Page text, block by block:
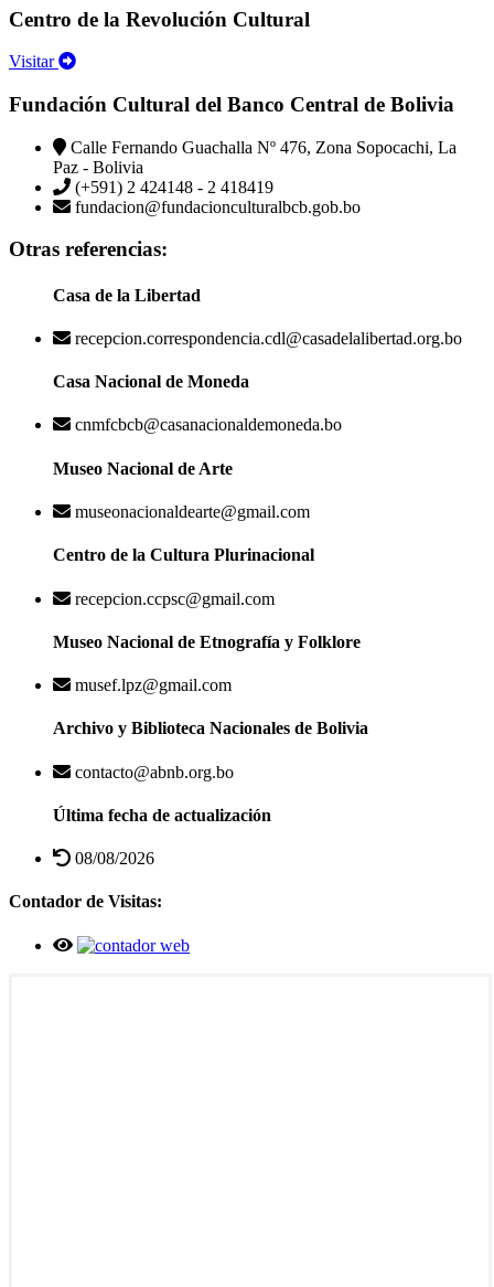
Centro de la Revolución Cultural
Visitar
Fundación Cultural del Banco Central de Bolivia
Calle Fernando Guachalla Nº 476, Zona Sopocachi, La
Paz - Bolivia
(+591) 2 424148 - 2 418419
fundacion@fundacionculturalbcb.gob.bo
Otras referencias:
Casa de la Libertad
recepcion.correspondencia.cdl@casadelalibertad.org.bo
Casa Nacional de Moneda
cnmfcbcb@casanacionaldemoneda.bo
Museo Nacional de Arte
museonacionaldearte@gmail.com
Centro de la Cultura Plurinacional
recepcion.ccpsc@gmail.com
Museo Nacional de Etnografía y Folklore
musef.lpz@gmail.com
Archivo y Biblioteca Nacionales de Bolivia
contacto@abnb.org.bo
Última fecha de actualización
08/08/2026
Contador de Visitas: